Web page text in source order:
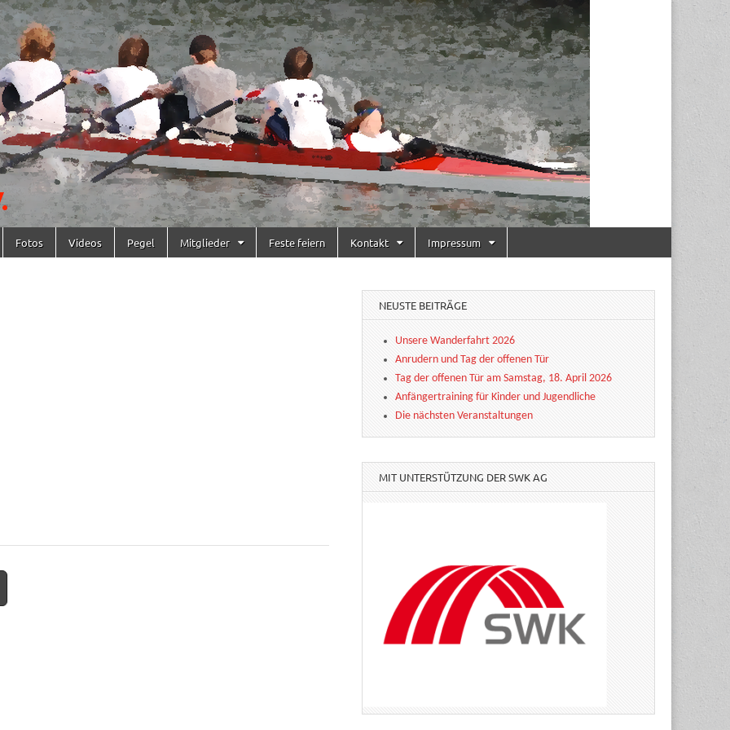
Fotos Videos Pegel Mitglieder Feste feiern Kontakt Impressum
NEUSTE BEITRÄGE
Unsere Wanderfahrt 2026
Anrudern und Tag der offenen Tür
Tag der offenen Tür am Samstag, 18. April 2026
Anfängertraining für Kinder und Jugendliche
Die nächsten Veranstaltungen
MIT UNTERSTÜTZUNG DER SWK AG